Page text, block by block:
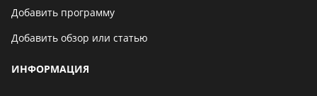
Добавить программу
Добавить обзор или статью
ИНФОРМАЦИЯ